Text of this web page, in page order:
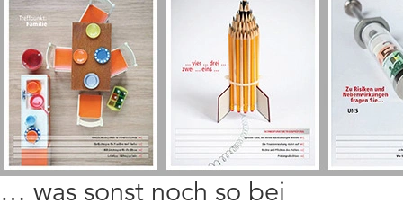
… was sonst noch so bei